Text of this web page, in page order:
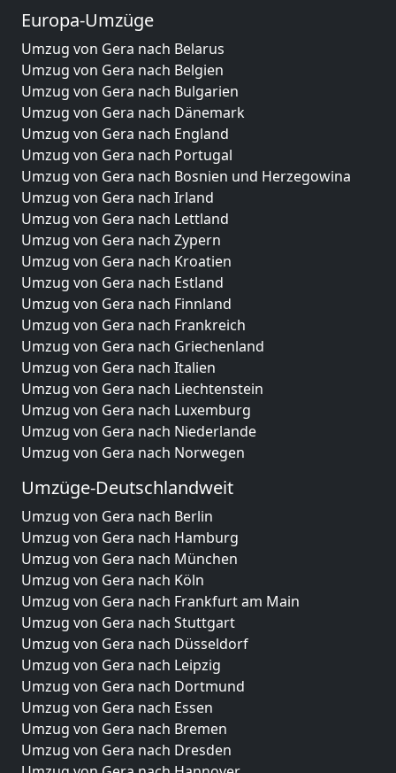
Europa-Umzüge
Umzug von Gera nach Belarus
Umzug von Gera nach Belgien
Umzug von Gera nach Bulgarien
Umzug von Gera nach Dänemark
Umzug von Gera nach England
Umzug von Gera nach Portugal
Umzug von Gera nach Bosnien und Herzegowina
Umzug von Gera nach Irland
Umzug von Gera nach Lettland
Umzug von Gera nach Zypern
Umzug von Gera nach Kroatien
Umzug von Gera nach Estland
Umzug von Gera nach Finnland
Umzug von Gera nach Frankreich
Umzug von Gera nach Griechenland
Umzug von Gera nach Italien
Umzug von Gera nach Liechtenstein
Umzug von Gera nach Luxemburg
Umzug von Gera nach Niederlande
Umzug von Gera nach Norwegen
Umzüge-Deutschlandweit
Umzug von Gera nach Berlin
Umzug von Gera nach Hamburg
Umzug von Gera nach München
Umzug von Gera nach Köln
Umzug von Gera nach Frankfurt am Main
Umzug von Gera nach Stuttgart
Umzug von Gera nach Düsseldorf
Umzug von Gera nach Leipzig
Umzug von Gera nach Dortmund
Umzug von Gera nach Essen
Umzug von Gera nach Bremen
Umzug von Gera nach Dresden